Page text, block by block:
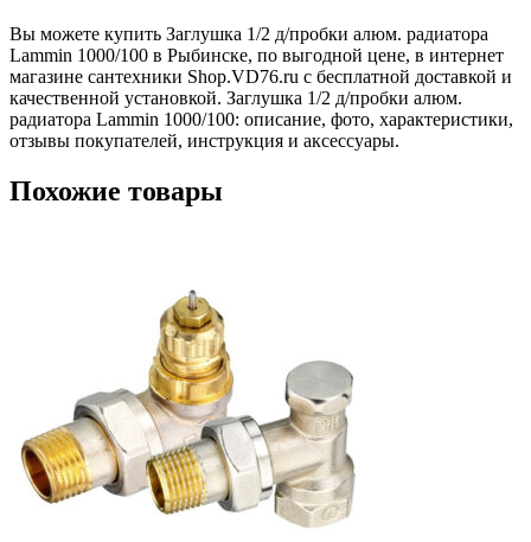
Вы можете купить Заглушка 1/2 д/пробки алюм. радиатора
Lammin 1000/100 в Рыбинске, по выгодной цене, в интернет
магазине сантехники Shop.VD76.ru с бесплатной доставкой и
качественной установкой. Заглушка 1/2 д/пробки алюм.
радиатора Lammin 1000/100: описание, фото, характеристики,
отзывы покупателей, инструкция и аксессуары.
Похожие товары